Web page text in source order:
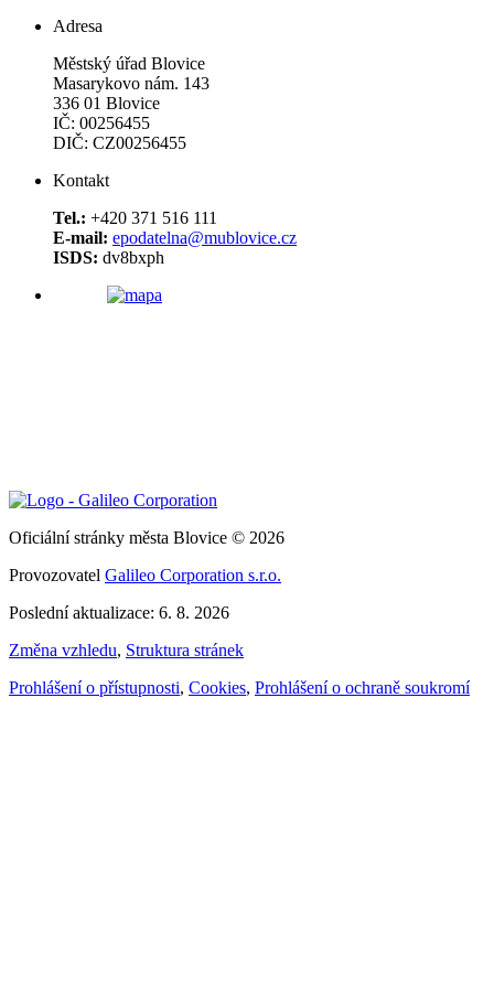
Adresa
Městský úřad Blovice
Masarykovo nám. 143
336 01 Blovice
IČ: 00256455
DIČ: CZ00256455
Kontakt
Tel.: +420 371 516 111
E-mail: epodatelna@mublovice.cz
ISDS: dv8bxph
Oficiální stránky města Blovice © 2026
Provozovatel Galileo Corporation s.r.o.
Poslední aktualizace: 6. 8. 2026
Změna vzhledu, Struktura stránek
Prohlášení o přístupnosti, Cookies, Prohlášení o ochraně soukromí